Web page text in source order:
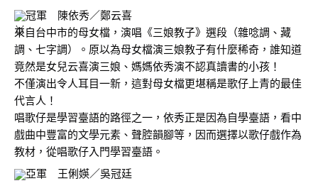
冠軍　陳依秀／鄭云喜
來自台中市的母女檔，演唱《三娘教子》選段（雜唸調、藏
調、七字調）。原以為母女檔演三娘教子有什麼稀奇，誰知道
竟然是女兒云喜演三娘、媽媽依秀演不認真讀書的小孩！
不僅演出令人耳目一新，這對母女檔更堪稱是歌仔上青的最佳
代言人！
唱歌仔是學習臺語的路徑之一，依秀正是因為自學臺語，看中
戲曲中豐富的文學元素、聲腔韻腳等，因而選擇以歌仔戲作為
教材，從唱歌仔入門學習臺語。
亞軍　王俐媖／吳冠廷